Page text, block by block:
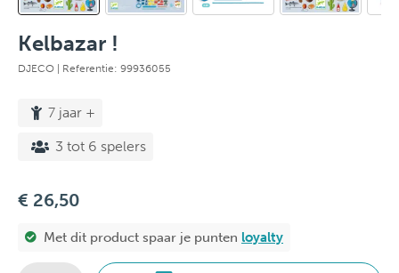
Kelbazar !
DJECO | Referentie: 99936055
7 jaar +
3 tot 6 spelers
€ 26,50
Met dit product spaar je punten loyalty